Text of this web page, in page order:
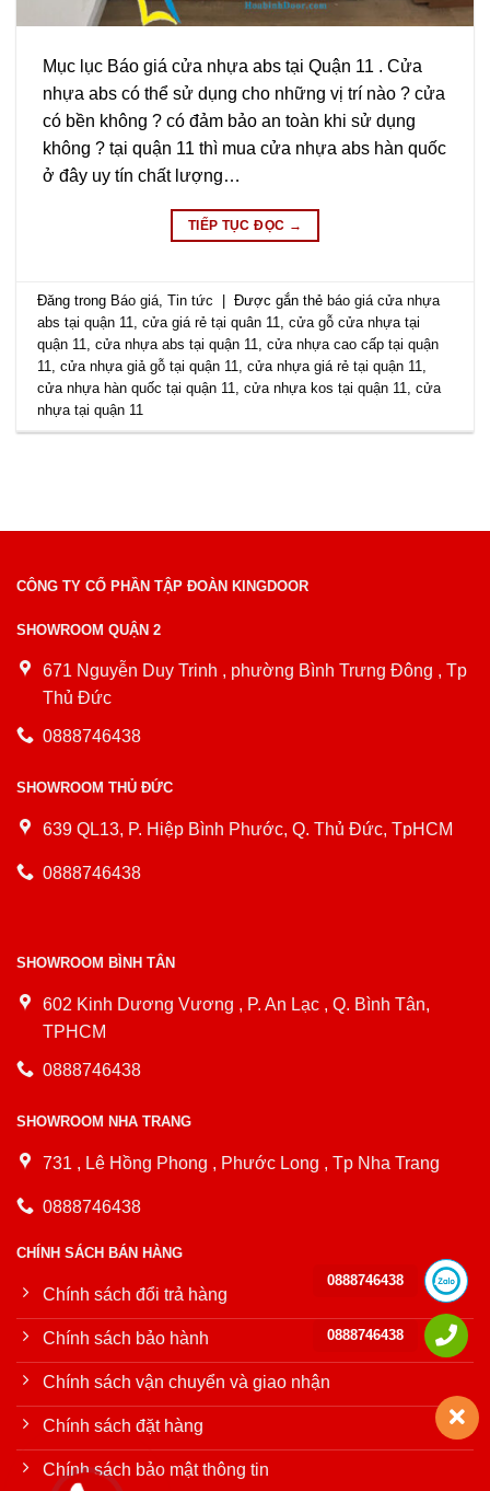
Mục lục Báo giá cửa nhựa abs tại Quận 11 . Cửa
nhựa abs có thể sử dụng cho những vị trí nào ? cửa
có bền không ? có đảm bảo an toàn khi sử dụng
không ? tại quận 11 thì mua cửa nhựa abs hàn quốc
ở đây uy tín chất lượng…
TIẾP TỤC ĐỌC →
Đăng trong Báo giá ,Tin tức Được gắn thẻ báo giá cửa nhựa
abs tại quận 11
,cửa giá rẻ tại quân 11 ,cửa gỗ cửa nhựa tại
quận 11
,cửa nhựa abs tại quận 11 ,cửa nhựa cao cấp tại quận
11
,cửa nhựa giả gỗ tại quận 11 ,cửa nhựa giá rẻ tại quận 11
cửa nhựa hàn quốc tại quận 11
,cửa nhựa kos tại quận 11 ,cửa
nhựa tại quận 11
CÔNG TY CỔ PHẦN TẬP ĐOÀN KINGDOOR
SHOWROOM QUẬN 2
671 Nguyễn Duy Trinh , phường Bình Trưng Đông , Tp
Thủ Đức
0888746438
SHOWROOM THỦ ĐỨC
639 QL13, P. Hiệp Bình Phước, Q. Thủ Đức, TpHCM
0888746438
SHOWROOM BÌNH TÂN
602 Kinh Dương Vương , P. An Lạc , Q. Bình Tân,
TPHCM
0888746438
SHOWROOM NHA TRANG
731 , Lê Hồng Phong , Phước Long , Tp Nha Trang
0888746438
CHÍNH SÁCH BÁN HÀNG
Chính sách đổi trả hàng
Chính sách bảo hành
Chính sách vận chuyển và giao nhận
Chính sách đặt hàng
Chính sách bảo mật thông tin
0888746438
0888746438